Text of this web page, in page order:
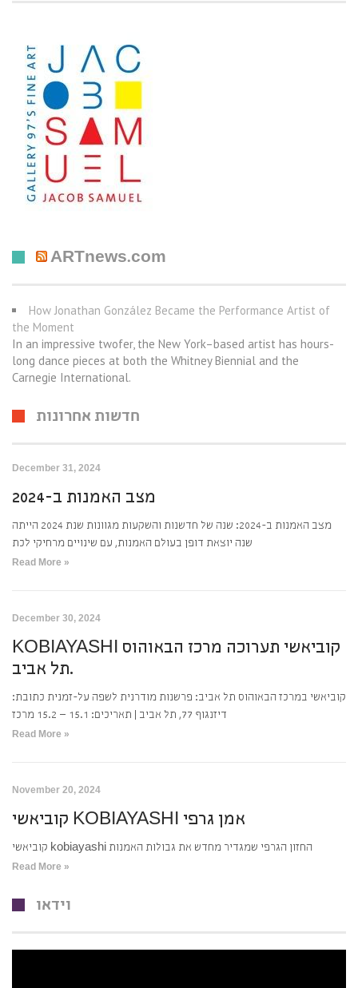
ARTnews.com
How Jonathan González Became the Performance Artist of
the Moment
In an impressive twofer, the New York–based artist has hours-
long dance pieces at both the Whitney Biennial and the
Carnegie International.
חדשות אחרונות
December 31, 2024
מצב האמנות ב-2024
מצב האמנות ב-2024: שנה של חדשנות והשקעות מגוונות שנת 2024 הייתה
שנה יוצאת דופן בעולם האמנות, עם שינויים מרחיקי לכת
Read More »
December 30, 2024
KOBIAYASHI קוביאשי תערוכה מרכז הבאוהוס
תל אביב.
קוביאשי במרכז הבאוהוס תל אביב: פרשנות מודרנית לשפה על-זמנית כתובת:
דיזנגוף 77, תל אביב | תאריכים: 15.1 – 15.2 מרכז
Read More »
November 20, 2024
קוביאשי KOBIAYASHI אמן גרפי
קוביאשי kobiayashi החזון הגרפי שמגדיר מחדש את גבולות האמנות
Read More »
וידאו